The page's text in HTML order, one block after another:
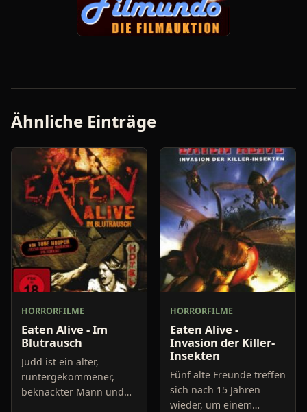
Ähnliche Einträge
HORRORFILME
Eaten Alive - Im
Blutrausch
Judd ist ein alter,
runtergekommener,
beknackter Mann und
HORRORFILME
Eaten Alive -
Invasion der Killer-
Insekten
Fünf alte Freunde treffen
sich nach 15 Jahren
wieder, um einem